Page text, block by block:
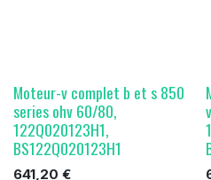
Moteur-v complet b et s 850
series ohv 60/80,
122Q020123H1,
BS122Q020123H1
641,20 €